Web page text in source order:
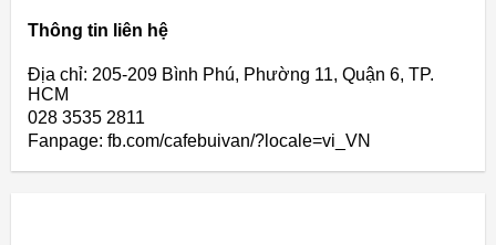
Thông tin liên hệ
Địa chỉ: 205-209 Bình Phú, Phường 11, Quận 6, TP.
HCM
028 3535 2811
Fanpage: fb.com/cafebuivan/?locale=vi_VN